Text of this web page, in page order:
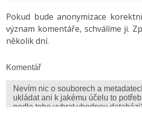
WordPress specialista
Umělá inteligence (AI) -10%
Fórum
Windows
Kybernetická bezpečnost
Fórum
Pokud bude anonymizace
význam komentáře, schválíme ji.
několik dní.
Komentář